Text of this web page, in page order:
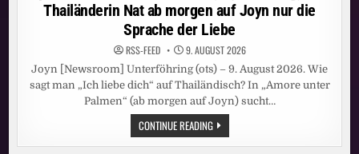
Thailänderin Nat ab morgen auf Joyn nur die
Sprache der Liebe
RSS-FEED 9. AUGUST 2026
Joyn [Newsroom] Unterföhring (ots) – 9. August 2026. Wie
sagt man „Ich liebe dich“ auf Thailändisch? In „Amore unter
Palmen“ (ab morgen auf Joyn) sucht…
CONTINUE READINGAMORE
OHNE
WORTE?